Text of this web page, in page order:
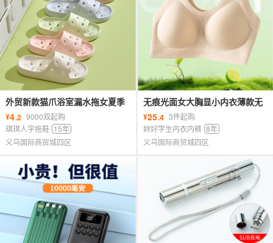
外贸新款猫爪浴室漏水拖女夏季
室内居家用洗澡镂空静音防臭凉
拖鞋
¥4.2 9000双起购
琪琪人字拖鞋 15年
义乌国际商贸城四区
无痕光面女大胸显小内衣薄款无
钢圈背心式文胸夏季全罩杯无痕
文胸
¥25.4 3件起购
妳好学生内衣内裤 8年
义乌国际商贸城四区